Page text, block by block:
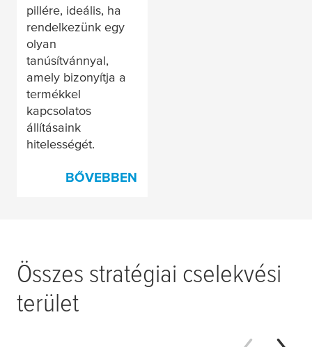
pillére, ideális, ha
rendelkezünk egy
olyan
tanúsítvánnyal,
amely bizonyítja a
termékkel
kapcsolatos
állításaink
hitelességét.
BŐVEBBEN
Összes stratégiai cselekvési
terület